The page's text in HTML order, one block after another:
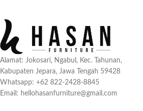
Alamat: Jokosari, Ngabul, Kec. Tahunan,
Kabupaten Jepara, Jawa Tengah 59428
Whatsapp: +62 822-2428-8845
Email: hellohasanfurniture@gmail.com